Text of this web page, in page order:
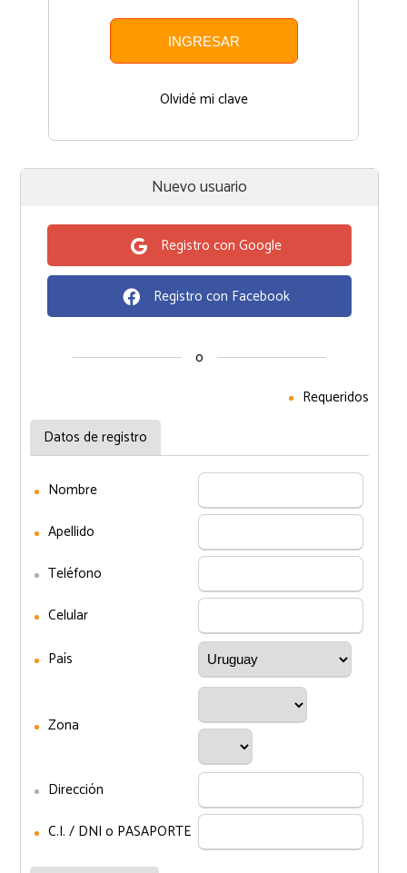
INGRESAR
Olvidé mi clave
Nuevo usuario
Registro con Google
Registro con Facebook
o
Requeridos
Datos de registro
Nombre
Apellido
Teléfono
Celular
País
Zona
Dirección
C.I. / DNI o PASAPORTE